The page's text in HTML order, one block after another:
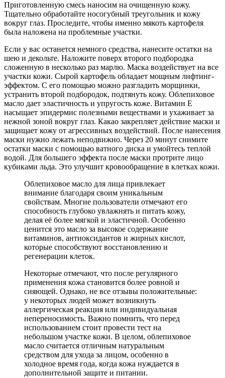
Приготовленную смесь наносим на очищенную кожу.
Тщательно обработайте носогубный треугольник и кожу
вокруг глаз. Проследите, чтобы именно мякоть картофеля
была наложена на проблемные участки.
Если у вас останется немного средства, нанесите остатки на
шею и декольте. Наложите поверх второго подбородка
сложенную в несколько раз марлю. Маска воздействует на все
участки кожи. Сырой картофель обладает мощным лифтинг-
эффектом. С его помощью можно разгладить морщинки,
устранить второй подбородок, подтянуть кожу. Облепиховое
масло дает эластичность и упругость коже. Витамин Е
насыщает эпидермис полезными веществами и ухаживает за
нежной зоной вокруг глаз. Какао закрепляет действие маски и
защищает кожу от агрессивных воздействий. После нанесения
маски нужно лежать неподвижно. Через 20 минут снимите
остатки маски с помощью ватного диска и умойтесь теплой
водой. Для большего эффекта после маски протрите лицо
кубиками льда. Это улучшит кровообращение в клетках кожи.
Облепиховое масло для лица привлекает
внимание благодаря своим уникальным
свойствам. Многие пользователи отмечают его
способность глубоко увлажнять и питать кожу,
делая её более мягкой и эластичной. Особенно
ценится это масло за высокое содержание
витаминов, антиоксидантов и жирных кислот,
которые способствуют восстановлению и
регенерации клеток.
Некоторые отмечают, что после регулярного
применения кожа становится более ровной и
сияющей. Однако, не все отзывы положительные:
у некоторых людей может возникнуть
аллергическая реакция или индивидуальная
непереносимость. Важно помнить, что перед
использованием стоит провести тест на
небольшом участке кожи. В целом, облепиховое
масло считается отличным натуральным
средством для ухода за лицом, особенно в
холодное время года, когда кожа нуждается в
дополнительной защите и питании.